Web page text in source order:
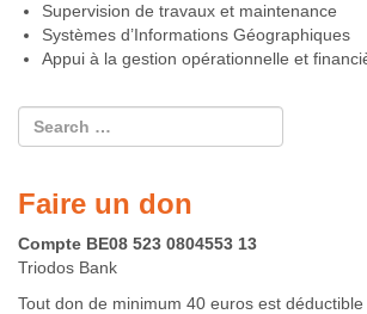
Supervision de travaux et maintenance
Systèmes d’Informations Géographiques
Appui à la gestion opérationnelle et
Faire un don
Compte BE08 523 0804553 13
Triodos Bank
Tout don de minimum 40 euros est